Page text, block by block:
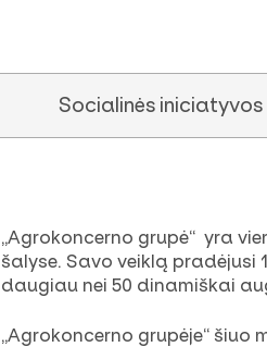
Socialinės iniciatyvos
„Agrokoncerno grupė“ yra
šalyse. Savo veiklą pradėjusi
daugiau nei 50 dinamiškai
„Agrokoncerno grupėje“ šiuo